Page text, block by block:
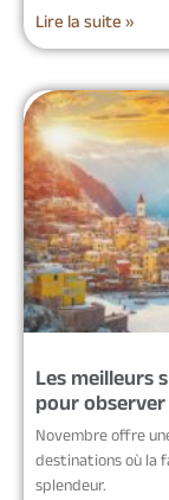
Lire la suite »
Les meilleurs
pour
Novembre offre
destinations où la
splendeur.